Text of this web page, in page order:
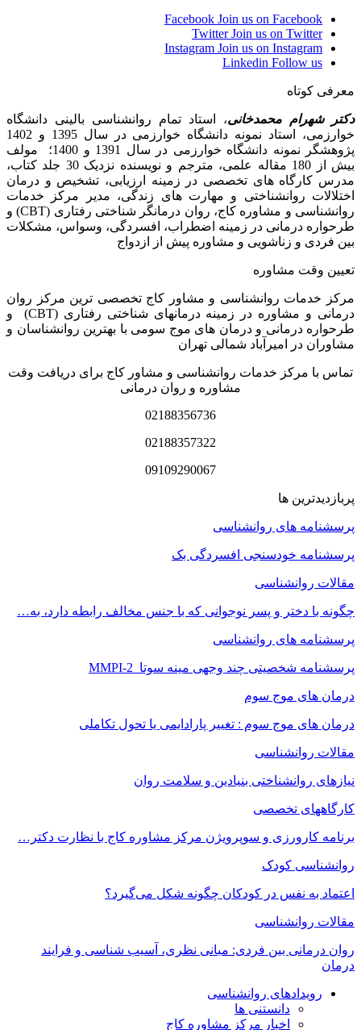
Facebook Join us on Facebook
Twitter Join us on Twitter
Instagram Join us on Instagram
Linkedin Follow us
معرفی کوتاه
دکتر شهرام محمدخانی، استاد تمام روانشناسی بالینی دانشگاه
خوارزمی، استاد نمونه دانشگاه خوارزمی در سال 1395 و 1402
پژوهشگر نمونه دانشگاه خوارزمی در سال 1391 و 1400؛ مولف
بیش از 180 مقاله علمی، مترجم و نویسنده نزدیک 30 جلد کتاب،
مدرس کارگاه­ های تخصصی در زمینه ارزیابی، تشخیص و درمان
اختلالات روانشناختی و مهارت های زندگی، مدیر مرکز خدمات
روانشناسی و مشاوره کاج، روان­ درمانگر شناختی رفتاری (CBT) و
طرحواره درمانی در زمینه اضطراب، افسردگی، وسواس، مشکلات
بین فردی و زناشویی و مشاوره پیش از ازدواج
تعیین وقت مشاوره
مرکز خدمات روانشناسی و مشاور کاج تخصصی‏ ترین مرکز روان
درمانی و مشاوره در زمینه درمان‏های شناختی رفتاری (CBT) و
طرحواره درمانی و درمان های موج سومی با بهترین روانشناسان و
مشاوران در امیرآباد شمالی تهران
تماس با مرکز خدمات روانشناسی و مشاور کاج برای دریافت وقت
مشاوره و روان درمانی
02188356736
02188357322
09109290067
پربازدیدترین ها
پرسشنامه های روانشناسی
پرسشنامه خودسنجی افسردگی بک
مقالات روانشناسی
چگونه با دختر و پسر نوجوانی که با جنس مخالف رابطه دارد، به…
پرسشنامه های روانشناسی
پرسشنامه شخصیتی چند وجهی مینه سوتا MMPI-2
درمان های موج سوم
درمان های موج سوم : تغییر پارادایمی یا تحول تکاملی
مقالات روانشناسی
نیازهای روانشناختی بنیادین و سلامت روان
کارگاههای تخصصی
برنامه کارورزی و سوپرویژن مرکز مشاوره کاج با نظارت دکتر…
روانشناسی کودک
اعتماد به‌ نفس در کودکان چگونه شکل می‌گیرد؟
مقالات روانشناسی
روان درمانی بین فردی: مبانی نظری، آسیب شناسی و فرایند
درمان
رویدادهای روانشناسی
دانستنی ها
اخبار مرکز مشاوره کاج